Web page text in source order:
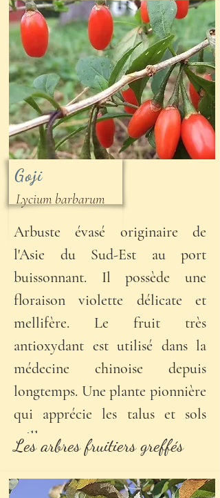
Goji
Lycium barbarum
Arbuste évasé originaire de
l'Asie du Sud-Est au port
buissonnant. Il possède une
floraison violette délicate et
mellifère. Le fruit très
antioxydant est utilisé dans la
médecine chinoise depuis
longtemps. Une plante pionnière
qui apprécie les talus et sols
caillouteux.
Les arbres fruitiers greffés